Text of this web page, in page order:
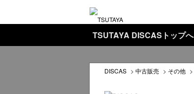
TSUTAYA DISCASトップへ
DISCAS > 中古販売 > その他 >